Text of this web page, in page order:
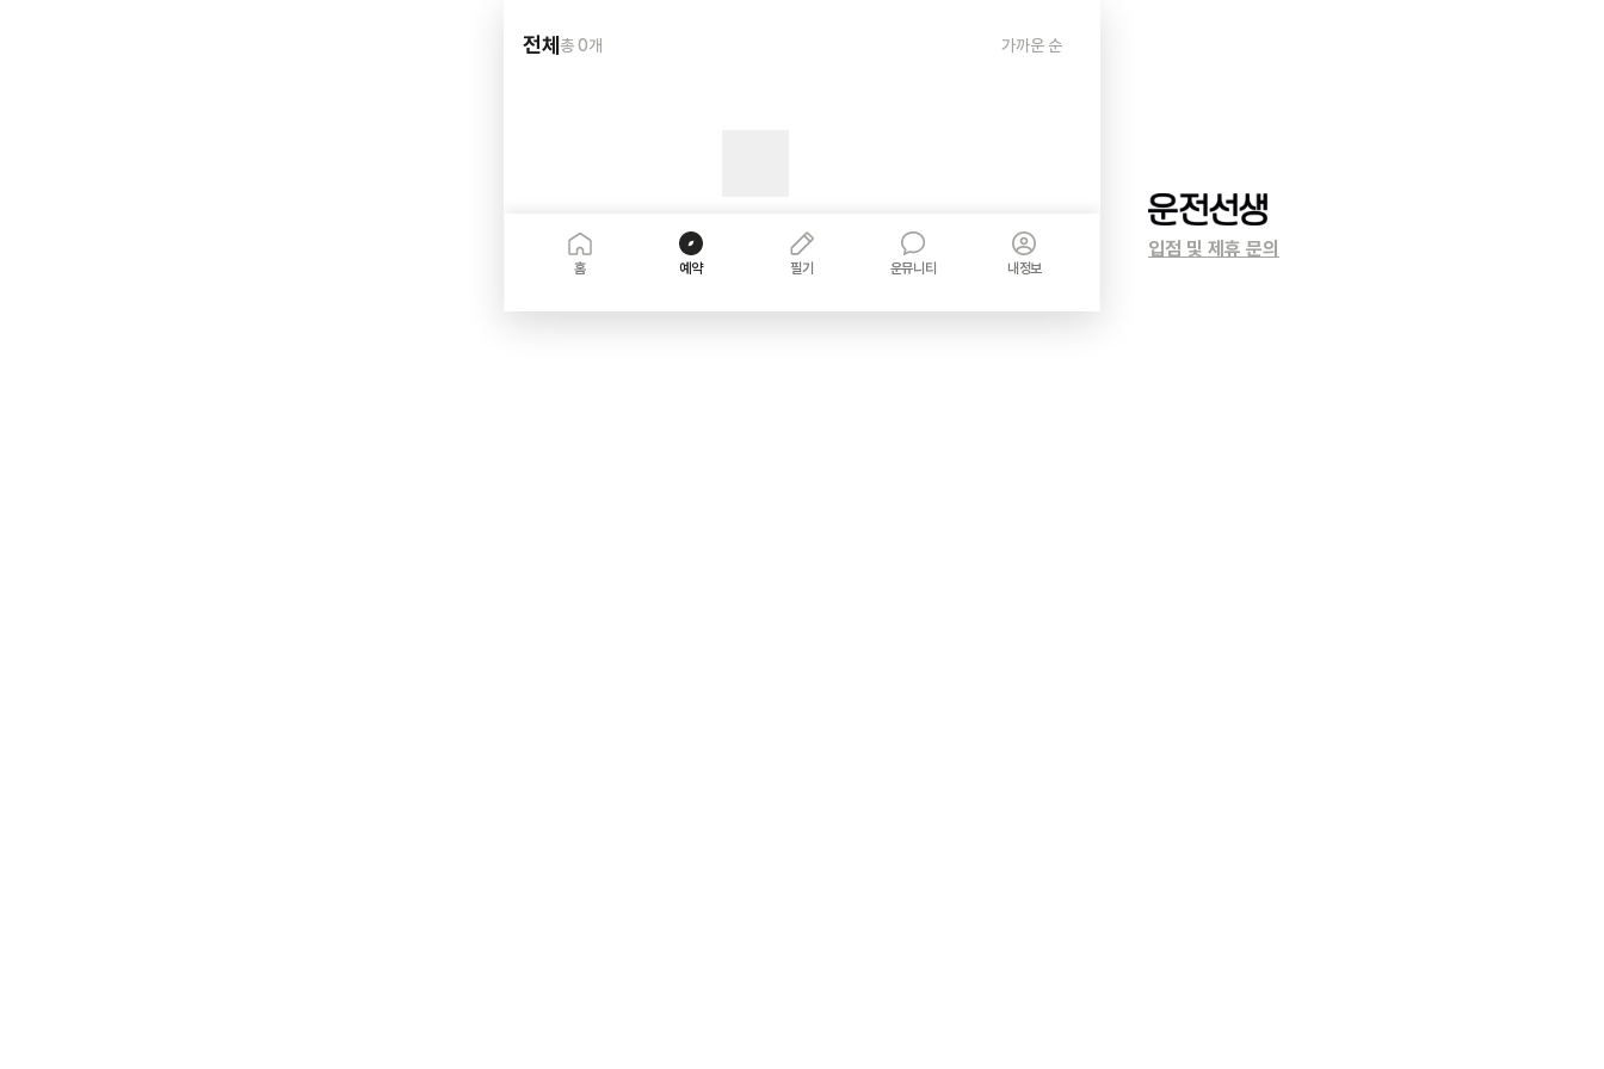
전체 총0개 가까운 순
홈 예약 필기 운뮤니티 내정보
입점 및 제휴 문의